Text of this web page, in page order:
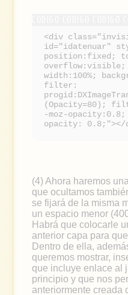
<div
id="idatenuar"
position:fixed;
overflow:visible;
width:100%;
filter:
(Opacity=80);
-moz-
opacity: 0.8;"></
(4) Ahora haremos
que ocultamos
se fijará de la misma
un espacio menor
Habrá que colocarle
anterior capa para
Dentro de ella,
queremos mostrar,
que incluye enlace al
principio y que nos
anteriormente creada